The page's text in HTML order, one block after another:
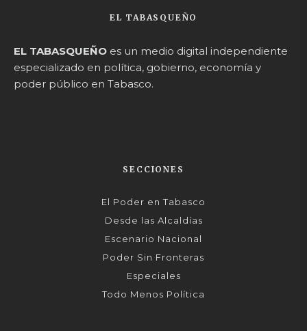
EL TABASQUEÑO
EL TABASQUEÑO es un medio digital independiente
especializado en política, gobierno, economía y
poder público en Tabasco.
SECCIONES
El Poder en Tabasco
Desde las Alcaldías
Escenario Nacional
Poder Sin Fronteras
Especiales
Todo Menos Política